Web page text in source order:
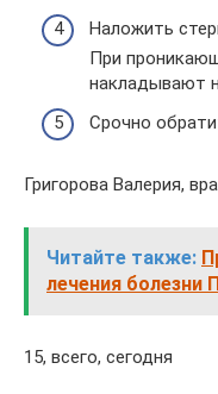
Наложить
При
накладывают
Срочно
Григорова Валерия,
Читайте также:
лечения болезни
15, всего, сегодня